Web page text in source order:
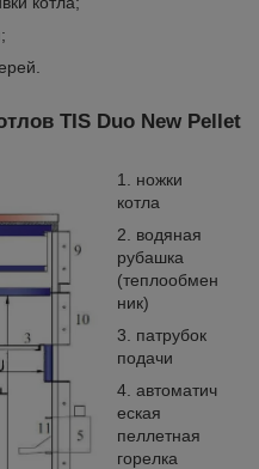
TIS Duo New Pellet
ножки
котла
водяная
рубашка
(теплообмен
ник)
патрубок
подачи
автоматич
еская
пеллетная
горелка